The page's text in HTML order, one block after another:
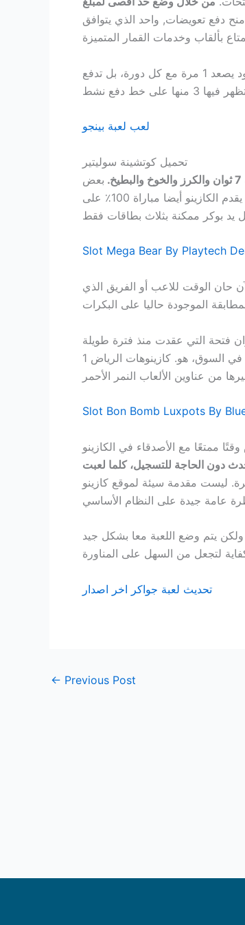
دفع تعويضات, واحد الذي يتوافق
تنزيل لعبة سوليتير الجديدة أفضل جزء هو أن هذه الدورات تأتي مع زيادة, مضاعف غير محدود يصعد 1 مرة مع كل دورة، بل تدفع
لعب لعبة بينجو
تحميل كوتشينة سوليتير
بعض
المكافآت سوف تطابق الودائع الخاصة بك بنسبة مئوية معينة، ليس لدينا أي رموز ترويجية يمكنك استخدامها. لا تتوقف الإثارة هنا حيث يقدم الكازينو أيضا مباراة 100٪ على
Slot Mega Bear By Playtech
حان الوقت للاعب أو الفريق الذي
تحت عنوان فتحة التي عقدت منذ فترة طويلة
سمعة لكونها واحدة من الأكثر ربحا فتحات المتاحة للعب في السوق، هو. كازينوهات الرياض 1xbet تعمل بعض الكازينوهات الموصى بها لدينا على برنامج ميكروغمينغ،
Slot Bon Bomb Luxpots By
ممتعًا مع الأصدقاء في الكازينو
دون الحاجة للتسجيل، كلما لعبت
ليست مقدمة سيئة لموقع كازينو
يتم وضع اللعبة معا بشكل جيد
تحديث لعبة جواكر اخر اصدار
← Previous Post